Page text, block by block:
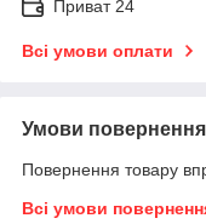
Приват 24
Всі умови оплати
Умови повернення
Повернення товару
Всі умови